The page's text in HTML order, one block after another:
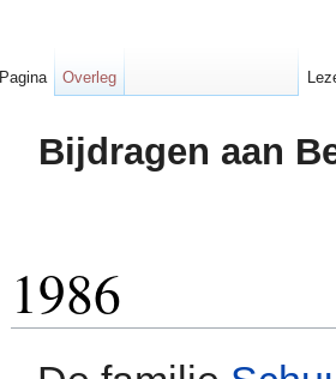
Bijdragen aan
1986
Pagina Overleg